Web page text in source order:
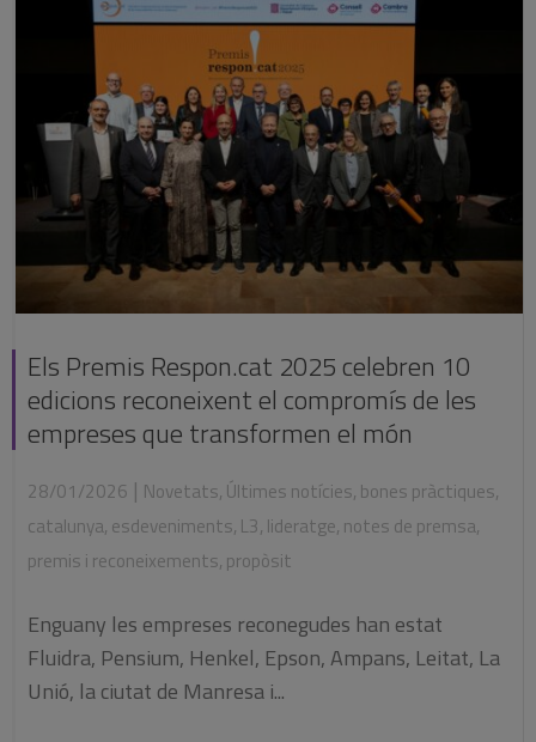
Els Premis Respon.cat 2025 celebren 10
edicions reconeixent el compromís de les
empreses que transformen el món
28/01/2026 | Novetats, Últimes notícies, bones pràctiques,
catalunya, esdeveniments, L3, lideratge, notes de premsa,
premis i reconeixements, propòsit
Enguany les empreses reconegudes han estat
Fluidra, Pensium, Henkel, Epson, Ampans, Leitat, La
Unió, la ciutat de Manresa i...